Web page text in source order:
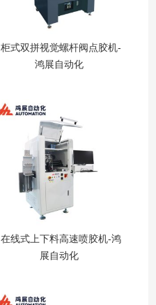
柜式双拼视觉螺杆阀点胶机-
鸿展自动化
在线式上下料高速喷胶机-鸿
展自动化